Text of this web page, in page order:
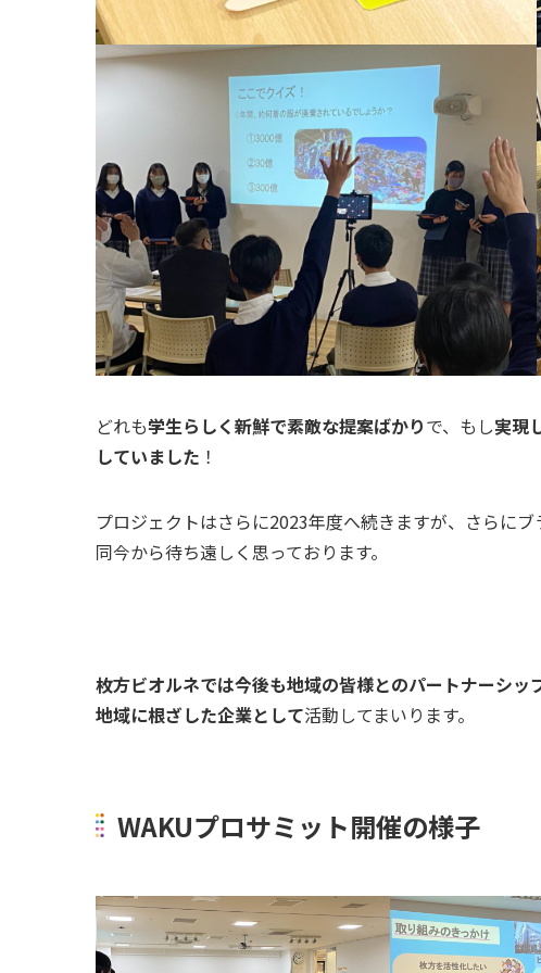
どれも学生らしく新鮮で素敵な提案ばかりで、もし実現
していました ！
プロジェクトはさらに2023年度へ続きますが、さらに
同今から待ち遠しく思っております。
枚方ビオルネでは今後も地域の皆様とのパートナーシッ
地域に根ざした企業として活動してまいります。
WAKUプロサミット開催の様子